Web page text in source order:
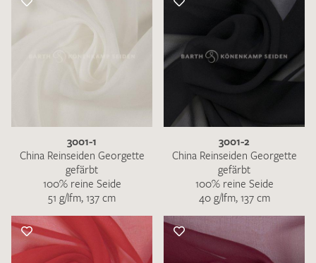
3001-1
China Reinseiden Georgette
gefärbt
100% reine Seide
51 g/lfm, 137 cm
3001-2
China Reinseiden Georgette
gefärbt
100% reine Seide
40 g/lfm, 137 cm